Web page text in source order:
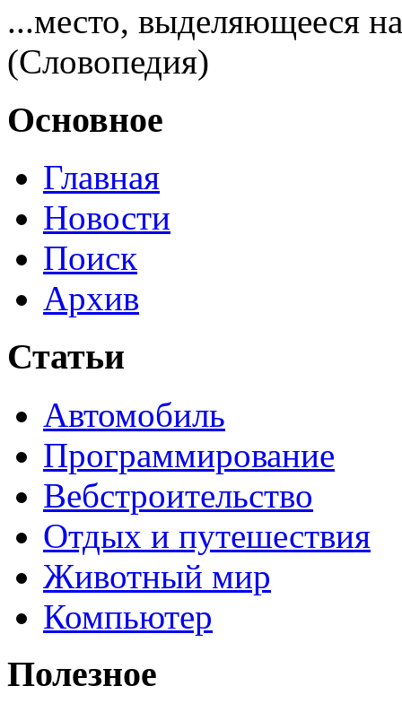
...место, выделяющееся
(Словопедия)
Основное
Главная
Новости
Поиск
Архив
Статьи
Автомобиль
Программирование
Вебстроительство
Отдых и путешествия
Животный мир
Компьютер
Полезное